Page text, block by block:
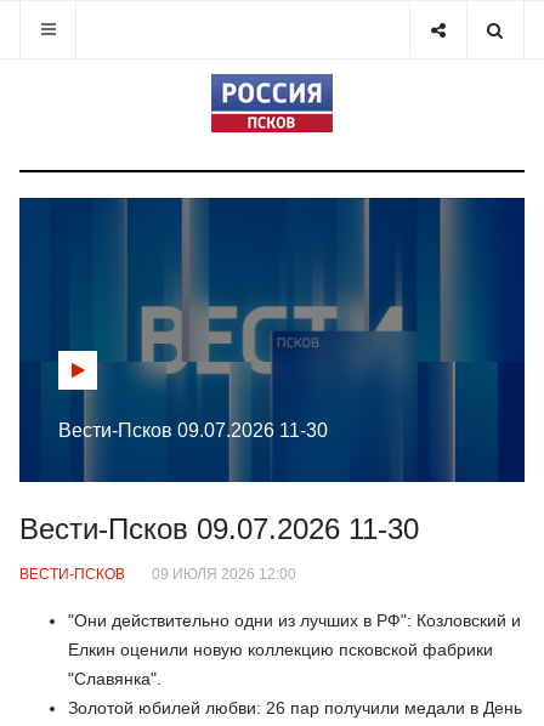
Вести-Псков 09.07.2026 11-30
Вести-Псков 09.07.2026 11-30
ВЕСТИ-ПСКОВ 09 ИЮЛЯ 2026 12:00
"Они действительно одни из лучших в РФ": Козловский и
Елкин оценили новую коллекцию псковской фабрики
"Славянка".
Золотой юбилей любви: 26 пар получили медали в День